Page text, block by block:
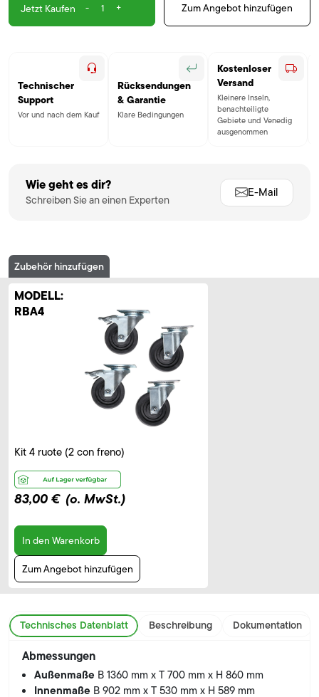
Jetzt Kaufen - + Zum Angebot hinzufügen
Technischer
Support
Vor und nach dem Kauf
Rücksendungen
& Garantie
Klare Bedingungen
Kostenloser
Versand
Kleinere Inseln,
benachteiligte
Gebiete und Venedig
ausgenommen
Wie geht es dir?
Schreiben Sie an einen Experten
E-Mail
Zubehör hinzufügen
MODELL:
RBA4
Kit 4 ruote (2 con freno)
83,00 € (o. MwSt.)
In den Warenkorb
Zum Angebot hinzufügen
Technisches Datenblatt Beschreibung Dokumentation
Abmessungen
Außenmaße B 1360 mm x T 700 mm x H 860 mm
Innenmaße B 902 mm x T 530 mm x H 589 mm